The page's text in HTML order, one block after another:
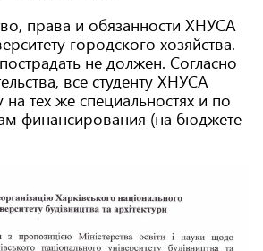
права и обязанности ХНУСА
городского хозяйства.
не должен. Согласно
все студенту ХНУСА
тех же специальностях и по
финансирования (на бюджете